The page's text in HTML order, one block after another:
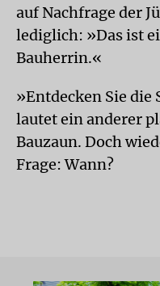
auf Nachfrage der
lediglich: »Das ist
Bauherrin.«
»Entdecken Sie die
lautet ein anderer
Bauzaun. Doch
Frage: Wann?